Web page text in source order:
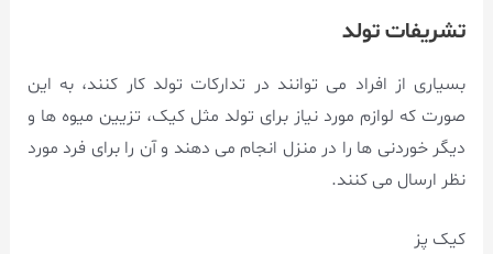
تشریفات تولد
بسیاری از افراد می توانند در تدارکات تولد کار کنند، به این
صورت که لوازم مورد نیاز برای تولد مثل کیک، تزیین میوه ها و
دیگر خوردنی ها را در منزل انجام می دهند و آن را برای فرد مورد
نظر ارسال می کنند.
کیک پز